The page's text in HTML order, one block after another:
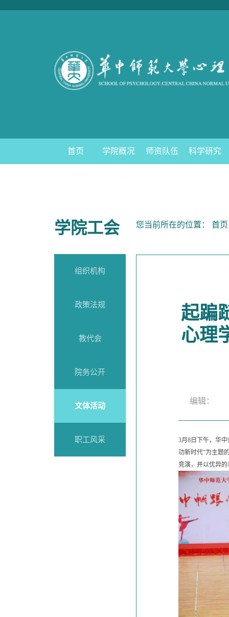
首页 学院概况 师资队伍 科学研究
学院工会
组织机构
政策法规
教代会
院务公开
文体活动
职工风采
您当前所在的位置： 首页
起蹁
心理
编辑
3月8日下午，华
功新时代”为主题
竞演，并以优异